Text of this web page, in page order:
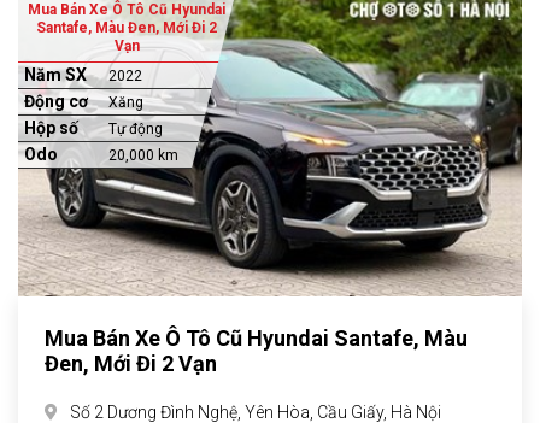
Mua Bán Xe Ô Tô Cũ Hyundai
Santafe, Màu Đen, Mới Đi 2
Vạn
Năm SX 2022
Động cơ Xăng
Hộp số Tự động
Odo 20,000 km
Mua Bán Xe Ô Tô Cũ Hyundai Santafe, Màu
Đen, Mới Đi 2 Vạn
Số 2 Dương Đình Nghệ, Yên Hòa, Cầu Giấy, Hà Nội